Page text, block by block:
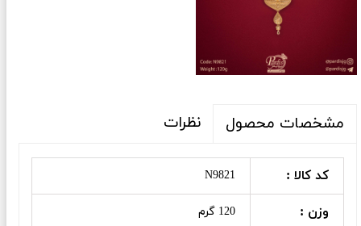
مشخصات محصول نظرات
کد کالا : N9821
وزن : 120 گرم